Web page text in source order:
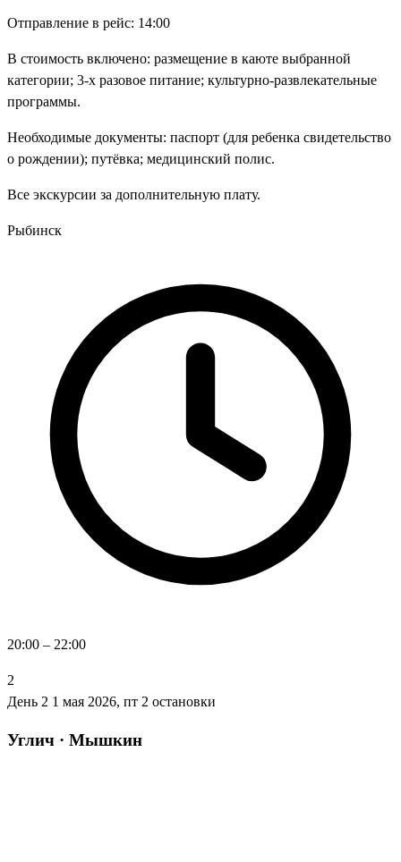
Отправление в рейс: 14:00
В стоимость включено: размещение в каюте выбранной
категории; 3-х разовое питание; культурно-развлекательные
программы.
Необходимые документы: паспорт (для ребенка свидетельство
о рождении); путёвка; медицинский полис.
Все экскурсии за дополнительную плату.
Рыбинск
20:00 – 22:00
2
День 2 1 мая 2026, пт 2 остановки
Углич · Мышкин